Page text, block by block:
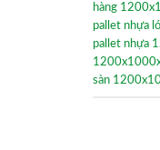
hàng
pallet nhựa
pallet nhựa
sàn